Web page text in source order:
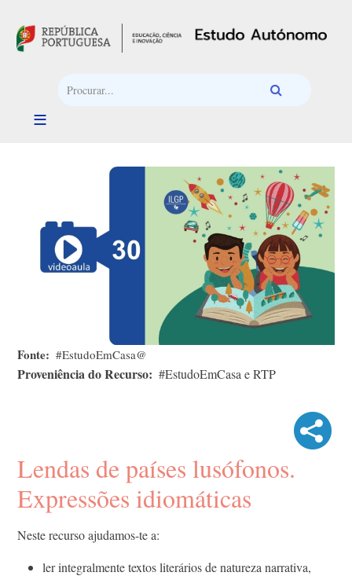
Fonte #EstudoEmCasa@
Proveniência do Recurso #EstudoEmCasa e RTP
Lendas de países lusófonos.
Expressões idiomáticas
Neste recurso ajudamos-te a:
ler integralmente textos literários de natureza narrativa,